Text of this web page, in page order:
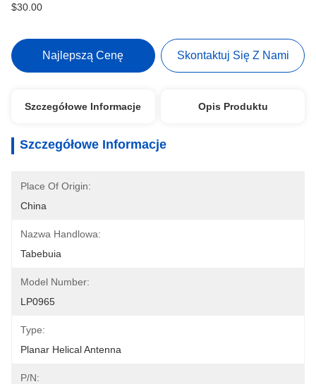
$30.00
Najlepszą Cenę Skontaktuj Się Z Nami
Szczegółowe Informacje Opis Produktu
Szczegółowe Informacje
Place Of Origin:
China
Nazwa Handlowa:
Tabebuia
Model Number:
LP0965
Type:
Planar Helical Antenna
P/N: